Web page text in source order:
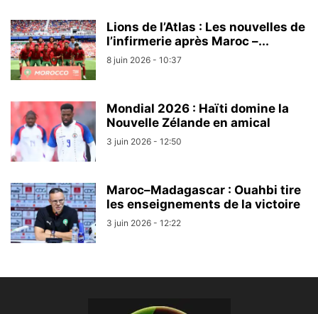
Lions de l’Atlas : Les nouvelles de
l’infirmerie après Maroc –...
8 juin 2026 - 10:37
Mondial 2026 : Haïti domine la
Nouvelle Zélande en amical
3 juin 2026 - 12:50
Maroc–Madagascar : Ouahbi tire
les enseignements de la victoire
3 juin 2026 - 12:22